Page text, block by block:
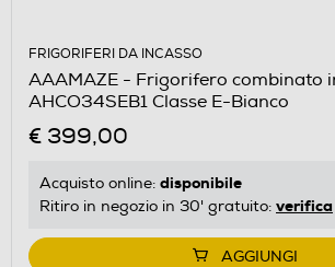
FRIGORIFERI DA INCASSO
AAAMAZE - Frigorifero combinato
AHCO34SEB1 Classe E-Bianco
€ 399,00
Acquisto online: disponibile
Ritiro in negozio in 30' gratuito: verifica
AGGIUNGI